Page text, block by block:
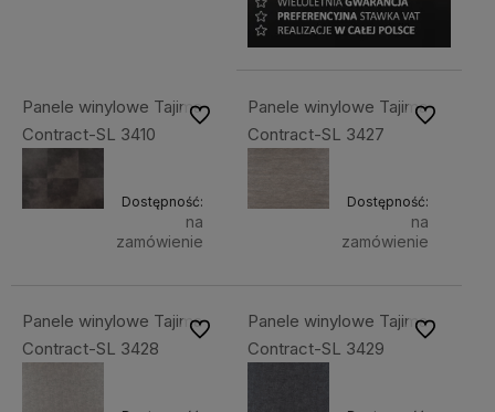
Panele winylowe Tajima
Contract-SL 3410
Dostępność:
na
zamówienie
Do ulubionychPanele winylowe Tajima
Contract-SL 3427
Dostępność:
na
zamówienie
Do
Panele winylowe Tajima
Contract-SL 3428
Do ulubionychPanele winylowe Tajima
Contract-SL 3429
Do